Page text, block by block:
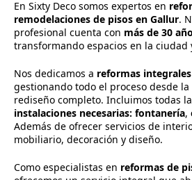
En Sixty Deco somos expertos en
remodelaciones de pisos en Gallur.
profesional cuenta con más de 30
transformando espacios en la ciudad
Nos dedicamos a reformas
gestionando todo el proceso desde
rediseño completo. Incluimos todas
instalaciones necesarias: fontanería,
Además de ofrecer servicios de
mobiliario, decoración y diseño.
Como especialistas en reformas de